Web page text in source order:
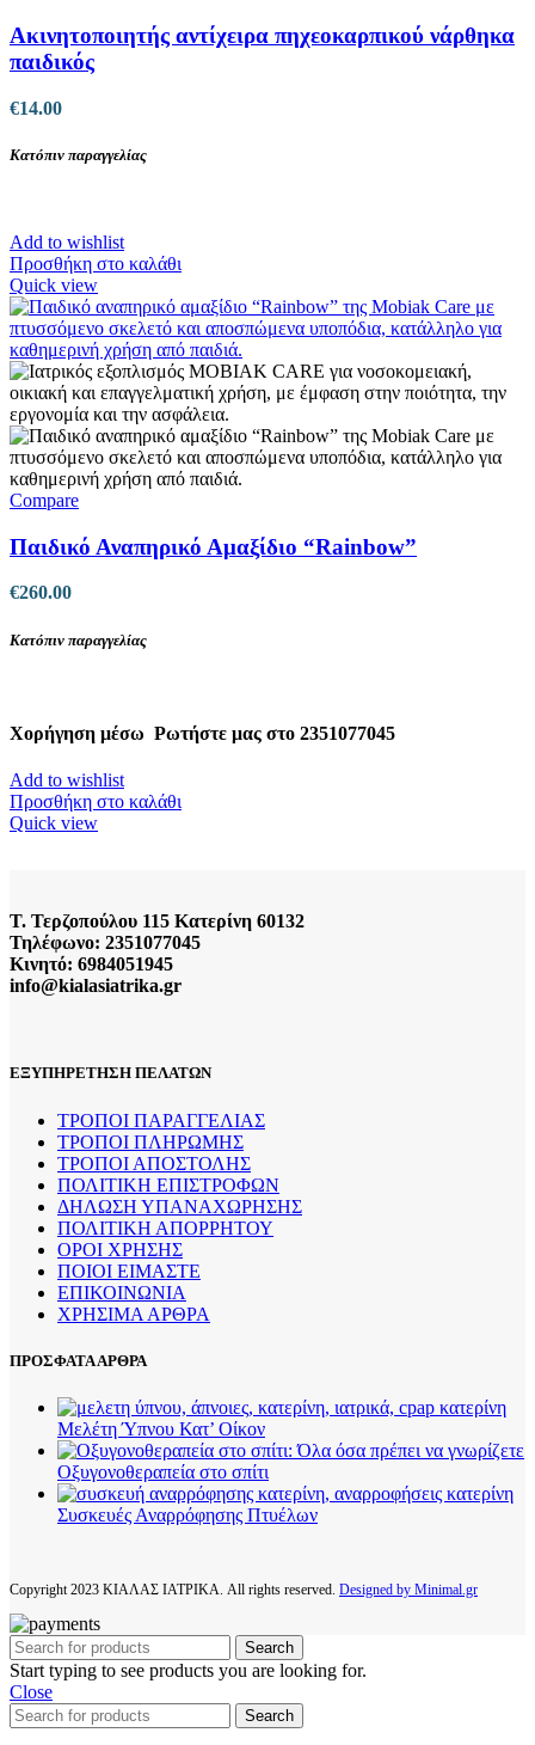
του
προϊόντος
Ακινητοποιητής αντίχειρα πηχεοκαρπικού νάρθηκα
παιδικός
€14.00
Κατόπιν παραγγελίας
Add to wishlist
Προσθήκη στο καλάθι
Quick view
Compare
Παιδικό Αναπηρικό Αμαξίδιο “Rainbow”
€260.00
Κατόπιν παραγγελίας
Χορήγηση μέσω Ρωτήστε μας στο 2351077045
Add to wishlist
Προσθήκη στο καλάθι
Quick view
Τ. Τερζοπούλου 115 Κατερίνη 60132
Τηλέφωνο: 2351077045
Κινητό: 6984051945
info@kialasiatrika.gr
ΕΞΥΠΗΡΕΤΗΣΗ ΠΕΛΑΤΩΝ
ΤΡΟΠΟΙ ΠΑΡΑΓΓΕΛΙΑΣ
ΤΡΟΠΟΙ ΠΛΗΡΩΜΗΣ
ΤΡΟΠΟΙ ΑΠΟΣΤΟΛΗΣ
ΠΟΛΙΤΙΚΗ ΕΠΙΣΤΡΟΦΩΝ
ΔΗΛΩΣΗ ΥΠΑΝΑΧΩΡΗΣΗΣ
ΠΟΛΙΤΙΚΗ ΑΠΟΡΡΗΤΟΥ
ΟΡΟΙ ΧΡΗΣΗΣ
ΠΟΙΟΙ ΕΙΜΑΣΤΕ
ΕΠΙΚΟΙΝΩΝΙΑ
ΧΡΗΣΙΜΑ ΑΡΘΡΑ
ΠΡΟΣΦΑΤΑ ΑΡΘΡΑ
Μελέτη Ύπνου Κατ’ Οίκον
Οξυγονοθεραπεία στο σπίτι
Συσκευές Αναρρόφησης Πτυέλων
Copyright2023 ΚΙΑΛΑΣ ΙΑΤΡΙΚΑ. All rights reserved. Designed by Minimal.gr
Search
Start typing to see products you are looking for.
Close
Search